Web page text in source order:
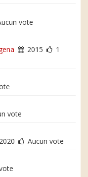
vote
2015
1
vote
2020
Aucun vote